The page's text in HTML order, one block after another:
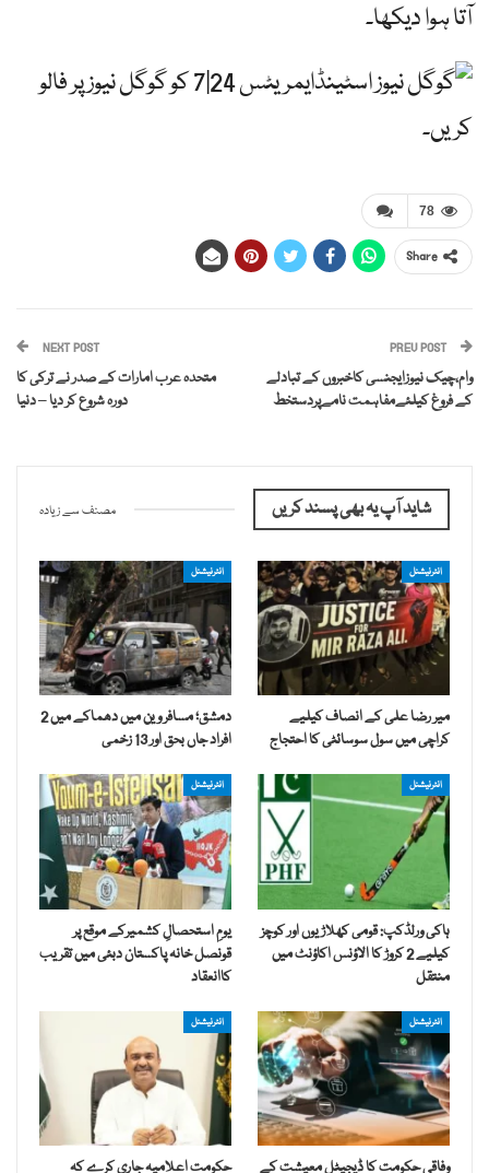
آتا ہوا دیکھا۔
ایمریٹس 24|7 کو گوگل نیوز پر فالو
کریں۔
78
Share
PREV POST
وام،چیک نیوزایجنسی کاخبروں کے تبادلے
کے فروغ کیلئےمفاہمت نامےپردستخط
NEXT POST
متحدہ عرب امارات کے صدر نے ترکی کا
دورہ شروع کر دیا – دنیا
شاید آپ یہ بھی پسند کریں مصنف سے زیادہ
انٹرنیشنل
میر رضا علی کے انصاف کیلیے
کراچی میں سول سوسائٹی کا احتجاج
انٹرنیشنل
دمشق؛ مسافر وین میں دھماکے میں 2
افراد جاں بحق اور 13 زخمی
انٹرنیشنل
ہاکی ورلڈکپ: قومی کھلاڑیوں اور کوچز
کیلیے 2 کروڑ کا الاؤنس اکاؤنٹ میں
منتقل
انٹرنیشنل
یومِ استحصالِ کشمیرکے موقع پر
قونصل خانہ پاکستان دبئی میں تقریب
کاانعقاد
انٹرنیشنل
وفاقی حکومت کا ڈیجیٹل معیشت کے
انٹرنیشنل
حکومت اعلامیہ جاری کرے کہ